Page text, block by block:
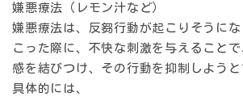
嫌悪療法（レモン汁など）
嫌悪療法は、反芻行動が起こりそうに
こった際に、 不快な刺激を与えること
感を結びつけ、その行動を抑制しようと
具体的には、